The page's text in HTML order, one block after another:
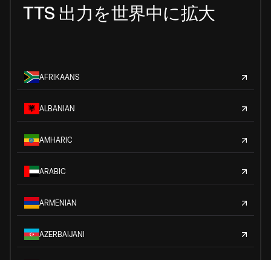
TTS 出力を世界中に拡大
AFRIKAANS
ALBANIAN
AMHARIC
ARABIC
ARMENIAN
AZERBAIJANI